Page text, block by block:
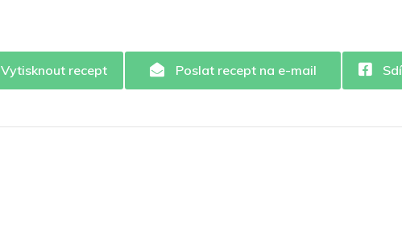
Vytisknout recept Poslat recept na e-mail